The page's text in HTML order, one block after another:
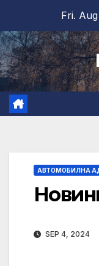
content
Fri.
АВТОМОБИЛНА
SEP 4, 2024